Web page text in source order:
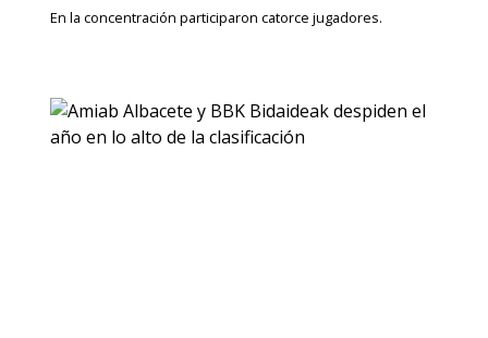
En la concentración participaron catorce jugadores.